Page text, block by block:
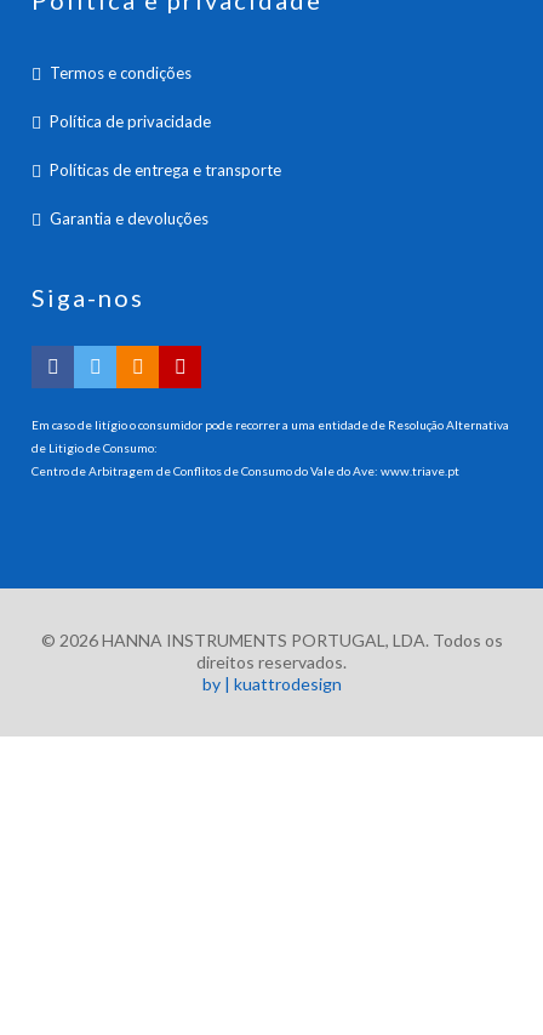
Termos e condições
Política de privacidade
Políticas de entrega e transporte
Garantia e devoluções
Siga-nos
Em caso de litígio o consumidor pode recorrer a uma entidade de Resolução Alternativa
de Litigio de Consumo:
Centro de Arbitragem de Conflitos de Consumo do Vale do Ave:www.triave.pt
© 2026 HANNA INSTRUMENTS PORTUGAL, LDA. Todos os
direitos reservados.
by | kuattrodesign